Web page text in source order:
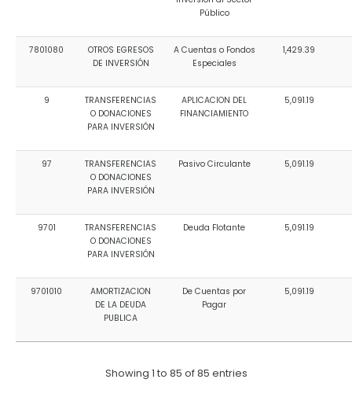
Público
7801080
OTROS EGRESOS
DE INVERSIÓN
A Cuentas o Fondos
Especiales
1,429.39
9
TRANSFERENCIAS
O DONACIONES
PARA INVERSIÓN
APLICACION DEL
FINANCIAMIENTO
5,091.19
97
TRANSFERENCIAS
O DONACIONES
PARA INVERSIÓN
Pasivo Circulante 5,091.19
9701
TRANSFERENCIAS
O DONACIONES
PARA INVERSIÓN
Deuda Flotante 5,091.19
9701010
AMORTIZACION
DE LA DEUDA
PUBLICA
De Cuentas por
Pagar
5,091.19
Showing 1 to 85 of 85 entries